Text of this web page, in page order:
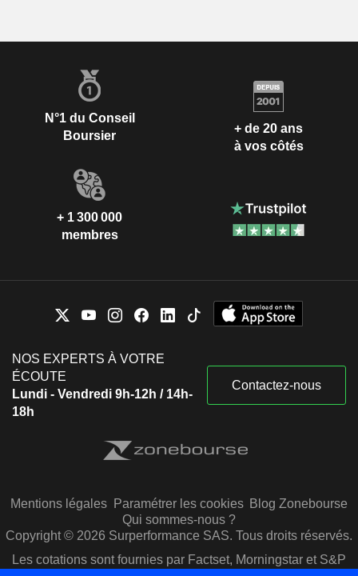
N°1 du Conseil
Boursier
+ de 20 ans
à vos côtés
+ 1 300 000
membres
NOS EXPERTS À VOTRE
ÉCOUTE
Lundi - Vendredi 9h-12h / 14h-
18h
Contactez-nous
Mentions légales Paramétrer les cookies Blog Zonebourse
Qui sommes-nous ?
Copyright © 2026 Surperformance SAS. Tous droits réservés.
Les cotations sont fournies par Factset, Morningstar et S&P